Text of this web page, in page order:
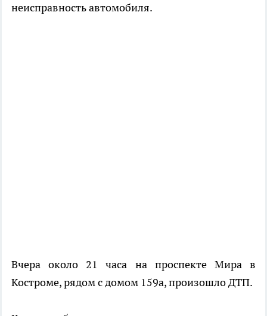
неисправность автомобиля.
Вчера около 21 часа на проспекте Мира в
Костроме, рядом с домом 159а, произошло ДТП.